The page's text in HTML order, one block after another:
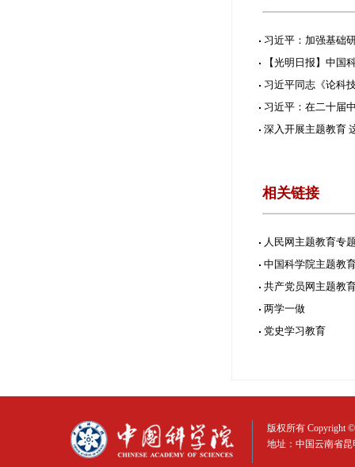
习近平：加强基础
【光明日报】中国
习近平同志《论科
习近平：在二十届
深入开展主题教育
相关链接
人民网主题教育专
中国科学院主题教
共产党员网主题教
两学一做
党史学习教育
版权所有 Copyright
地址：中国云南省